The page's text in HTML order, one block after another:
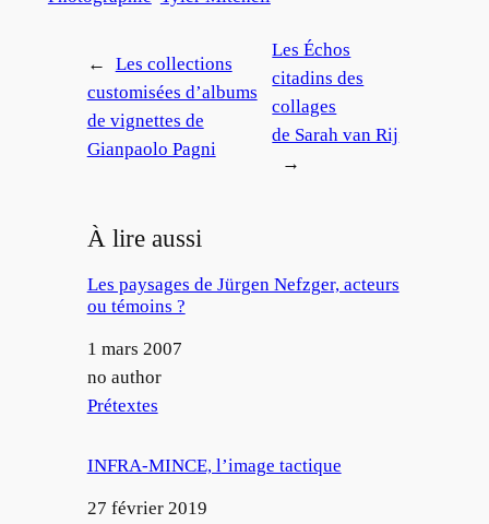
←
Les collections
customisées d’albums
de vignettes de
Gianpaolo Pagni
Les Échos
citadins des
collages
de Sarah van Rij
→
À lire aussi
Les paysages de Jürgen Nefzger, acteurs
ou témoins ?
Date
1 mars 2007
Auteur
no author
Par rapport à
Prétextes
INFRA-MINCE, l’image tactique
Date
27 février 2019